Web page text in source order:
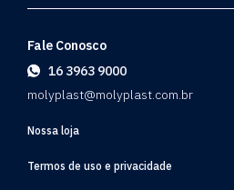
Nossa loja
Termos de uso e privacidade
Fale Conosco
16 3963 9000
molyplast@molyplast.com.br